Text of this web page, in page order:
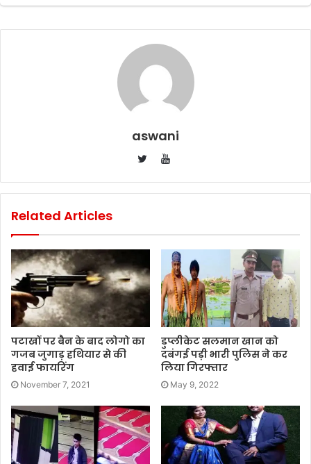
aswani
YouTube
Related Articles
पटाखों पर बैन के बाद लोगो का
गजब जुगाड़ हथियार से की
हवाई फायरिंग
November 7, 2021
डुप्लीकेट सलमान खान को
दबंगई पड़ी भारी पुलिस ने कर
लिया गिरफ्तार
May 9, 2022